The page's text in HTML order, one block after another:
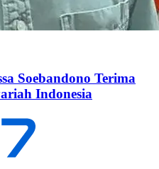
Soebandono Terima
Indonesia